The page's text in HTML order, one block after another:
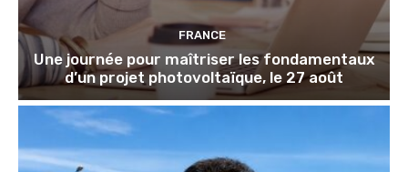
FRANCE
Une journée pour maîtriser les fondamentaux
d’un projet photovoltaïque, le 27 août